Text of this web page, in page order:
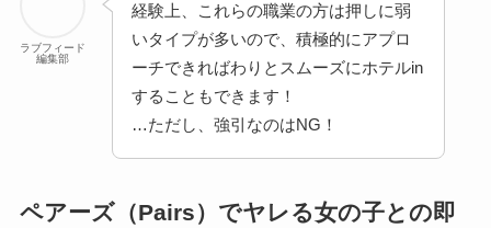
ラブフィード
編集部
経験上、これらの職業の方は押しに弱
いタイプが多いので、積極的にアプロ
ーチできればわりとスムーズにホテルin
することもできます！
…ただし、強引なのはNG！
ペアーズ（Pairs）でヤレる女の子との即